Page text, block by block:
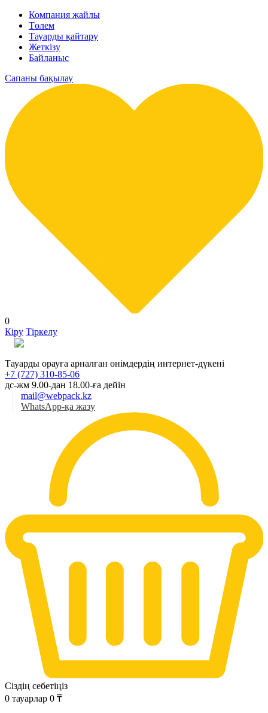
Компания жайлы
Төлем
Тауарды қайтару
Жеткізу
Байланыс
Сапаны бақылау
0
Кіру Тіркелу
Тауарды орауға арналған өнімдердің интернет-дүкені
+7 (727) 310-85-06
дс-жм 9.00-дан 18.00-ға дейін
mail@webpack.kz
WhatsApp-қа жазу
Сіздің себетіңіз
0 тауарлар 0 ₸